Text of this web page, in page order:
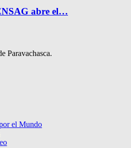
abre el…
Paravachasca.
el Mundo